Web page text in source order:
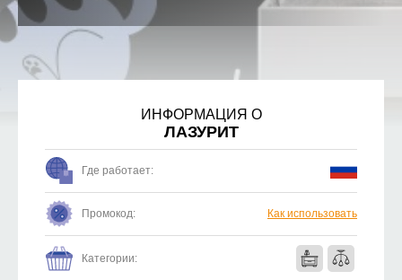
ИНФОРМАЦИЯ О
ЛАЗУРИТ
Где работает:
Промокод: Как использовать
Категории: